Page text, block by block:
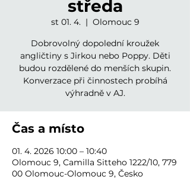
středa
st 01. 4.
  |
Olomouc 9
Dobrovolný dopolední kroužek
angličtiny s Jirkou nebo Poppy. Děti
budou rozdělené do menších skupin.
Konverzace při činnostech probíhá
výhradně v AJ.
Čas a místo
01. 4. 2026 10:00 – 10:40
Olomouc 9, Camilla Sitteho 1222/10, 779
00 Olomouc-Olomouc 9, Česko